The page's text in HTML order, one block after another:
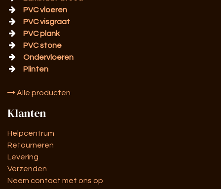
PVC vloeren
PVC visgraat
PVC plank
PVC stone
Ondervloeren
Plinten
Alle producten
Klanten
Helpcentrum
Retourneren
Levering
Verzenden
Neem contact met ons op